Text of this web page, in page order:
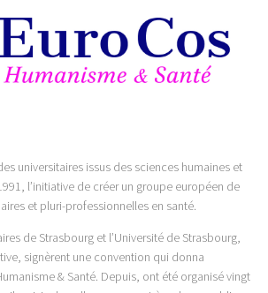
universitaires issus des sciences humaines et
l’initiative de créer un groupe européen de
et pluri-professionnelles en santé.
de Strasbourg et l’Université de Strasbourg,
signèrent une convention qui donna
& Santé. Depuis, ont été organisé vingt